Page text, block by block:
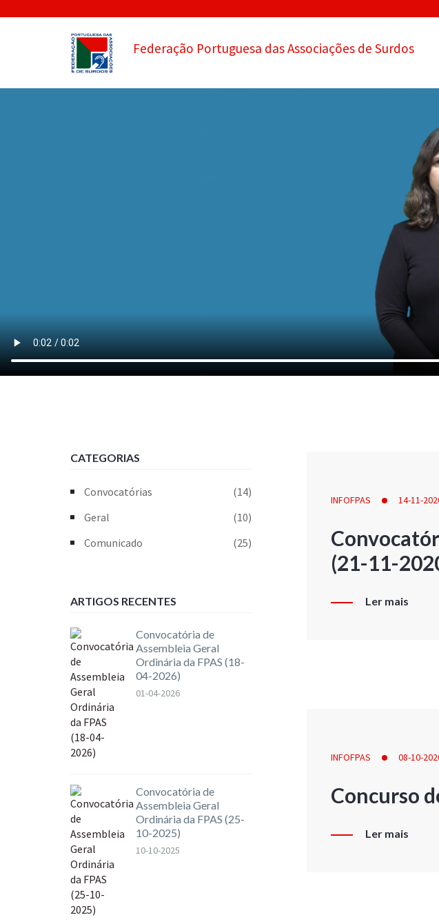
Federação Portuguesa das Associações de Surdos
INFOFPAS 14-11-
(21-11-
Ler mais
INFOFPAS 08-10-
Concurso
Ler mais
CATEGORIAS
Convocatórias
(14)
Geral
(10)
Comunicado
(25)
ARTIGOS RECENTES
Convocatória de
Assembleia Geral
Ordinária da FPAS (18-
04-2026)
01-04-2026
Convocatória de
Assembleia Geral
Ordinária da FPAS (25-
10-2025)
10-10-2025